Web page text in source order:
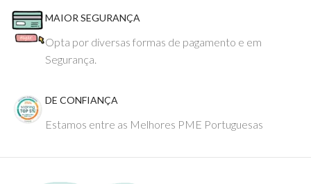
MAIOR SEGURANÇA
Opta por diversas formas de pagamento e em
Segurança.
DE CONFIANÇA
Estamos entre as Melhores PME Portuguesas